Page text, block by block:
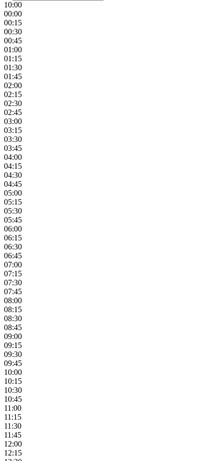
10:00
00:00
00:15
00:30
00:45
01:00
01:15
01:30
01:45
02:00
02:15
02:30
02:45
03:00
03:15
03:30
03:45
04:00
04:15
04:30
04:45
05:00
05:15
05:30
05:45
06:00
06:15
06:30
06:45
07:00
07:15
07:30
07:45
08:00
08:15
08:30
08:45
09:00
09:15
09:30
09:45
10:00
10:15
10:30
10:45
11:00
11:15
11:30
11:45
12:00
12:15